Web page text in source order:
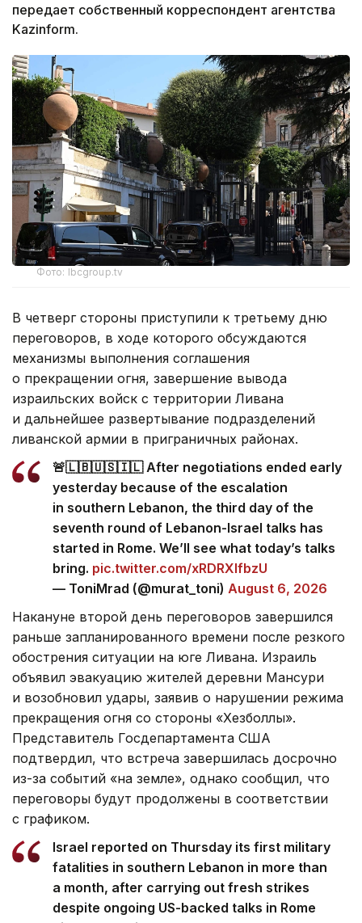
передает собственный корреспондент агентства
Kazinform.
Фото: lbcgroup.tv
В четверг стороны приступили к третьему дню
переговоров, в ходе которого обсуждаются
механизмы выполнения соглашения
о прекращении огня, завершение вывода
израильских войск с территории Ливана
и дальнейшее развертывание подразделений
ливанской армии в приграничных районах.
🚨🇱🇧🇺🇸🇮🇱 After negotiations ended early
yesterday because of the escalation
in southern Lebanon, the third day of the
seventh round of Lebanon-Israel talks has
started in Rome. We’ll see what today’s talks
bring. pic.twitter.com/xRDRXlfbzU
— ToniMrad (@murat_toni) August 6, 2026
Накануне второй день переговоров завершился
раньше запланированного времени после резкого
обострения ситуации на юге Ливана. Израиль
объявил эвакуацию жителей деревни Мансури
и возобновил удары, заявив о нарушении режима
прекращения огня со стороны «Хезболлы».
Представитель Госдепартамента США
подтвердил, что встреча завершилась досрочно
из-за событий «на земле», однако сообщил, что
переговоры будут продолжены в соответствии
с графиком.
Israel reported on Thursday its first military
fatalities in southern Lebanon in more than
a month, after carrying out fresh strikes
despite ongoing US-backed talks in Rome